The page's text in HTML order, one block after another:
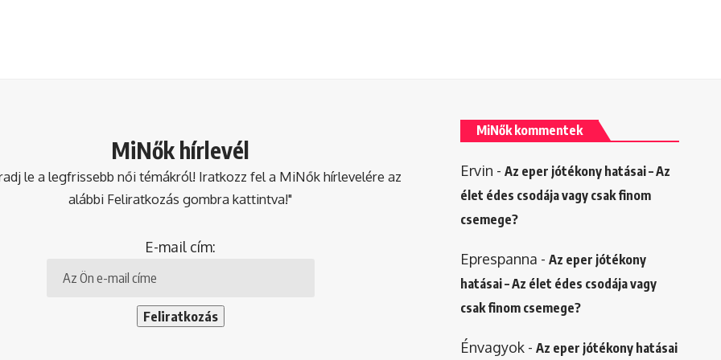
MiNők hírlevél
le a legfrissebb női témákról! Iratkozz fel a MiNők hírlevelére az
alábbi Feliratkozás gombra kattintva!"
E-mail cím:
MiNők kommentek
Ervin - Az eper jótékony hatásai – Az
élet édes csodája vagy csak finom
csemege?
Eprespanna - Az eper jótékony
hatásai – Az élet édes csodája vagy
csak finom csemege?
Énvagyok- Az eper jótékony hatásai